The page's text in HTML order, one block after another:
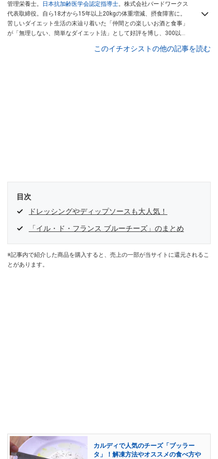
管理栄養士。 日本抗加齢医学会認定指導士。株式会社バードワークス
代表取締役。自ら18才から15年以上20kgの体重増減、摂食障害に。
苦しいダイエット生活の末辿り着いた「仲間との楽しいお酒と食事」
が「無理しない、簡単なダイエット法」として好評を博し、300以上
このイチオシストの他の記事を読む
目次
ドレッシングやディップソースも大人気！
「イル・ド・フランス ブルーチーズ」のまとめ
※記事内で紹介した商品を購入すると、売上の一部が当サイトに還元されるこ
とがあります。
カルディで人気のチーズ「ブッラー
タ」！解凍方法やオススメの食べ方や